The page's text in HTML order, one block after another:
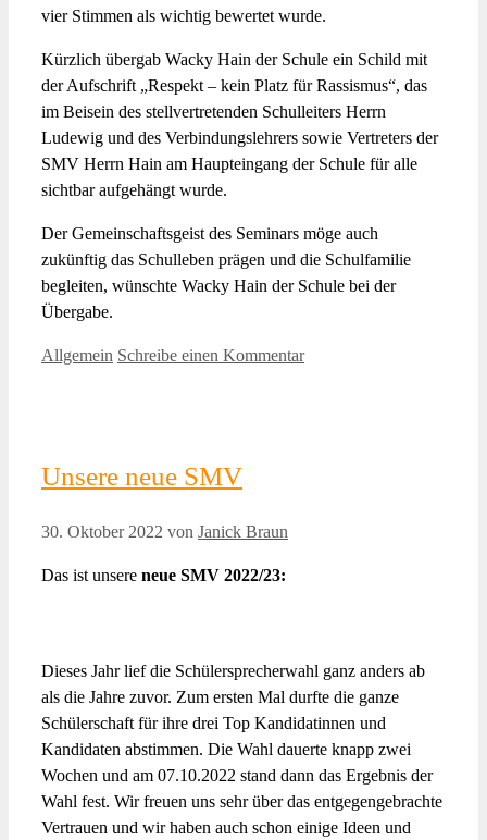
vier Stimmen als wichtig bewertet wurde.
Kürzlich übergab Wacky Hain der Schule ein Schild mit
der Aufschrift „Respekt – kein Platz für Rassismus“, das
im Beisein des stellvertretenden Schulleiters Herrn
Ludewig und des Verbindungslehrers sowie Vertreters der
SMV Herrn Hain am Haupteingang der Schule für alle
sichtbar aufgehängt wurde.
Der Gemeinschaftsgeist des Seminars möge auch
zukünftig das Schulleben prägen und die Schulfamilie
begleiten, wünschte Wacky Hain der Schule bei der
Übergabe.
Kategorien
Allgemein Schreibe einen Kommentar
Unsere neue SMV
30. Oktober 2022 von Janick Braun
Das ist unsere neue SMV 2022/23:
Dieses Jahr lief die Schülersprecherwahl ganz anders ab
als die Jahre zuvor. Zum ersten Mal durfte die ganze
Schülerschaft für ihre drei Top Kandidatinnen und
Kandidaten abstimmen. Die Wahl dauerte knapp zwei
Wochen und am 07.10.2022 stand dann das Ergebnis der
Wahl fest. Wir freuen uns sehr über das entgegengebrachte
Vertrauen und wir haben auch schon einige Ideen und